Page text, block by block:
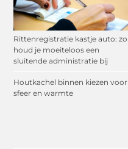
Rittenregistratie kastje auto: zo
houd je moeiteloos een
sluitende administratie bij
Houtkachel binnen kiezen voor
sfeer en warmte